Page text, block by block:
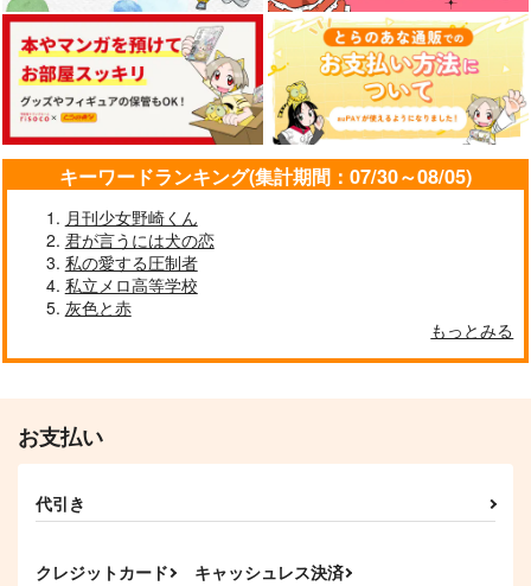
しあわせドロップ3
めぐる
4,400 円（税込）
作品詳細
コール・オン・ミー
ＡＳＬ.
カート カート カート
めぐる
787円（税込）
名探偵コナン
赤井秀一×安室透
くもにのる
専売 715円（税込）
ないしょのはなし2
黒風白雨
専売 1,100円（税込）
キーワードランキング(集計期間：07/30～08/05)
月刊少女野崎くん
君が言うには犬の恋
私の愛する圧制者
私立メロ高等学校
灰色と赤
もっとみる
お支払い
代引き
クレジットカード キャッシュレス決済